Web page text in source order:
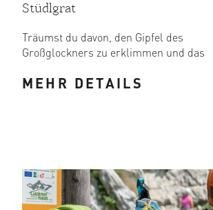
Stüdlgrat
Träumst du davon, den Gipfel des
Großglockners zu erklimmen und das
MEHR DETAILS